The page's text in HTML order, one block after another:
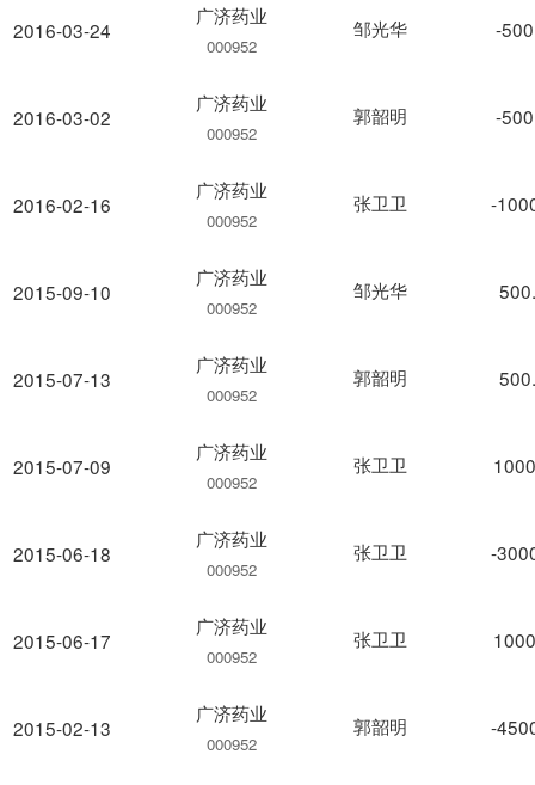
2016-03-24
2016-03-02
2016-02-16
2015-09-10
2015-07-13
2015-07-09
2015-06-18
2015-06-17
2015-02-13
广济药业
000952
邹光华 -
广济药业
000952
郭韶明 -
广济药业
000952
张卫卫 -
广济药业
000952
邹光华
广济药业
000952
郭韶明
广济药业
000952
张卫卫
广济药业
000952
张卫卫 -
广济药业
000952
张卫卫
广济药业
000952
郭韶明 -